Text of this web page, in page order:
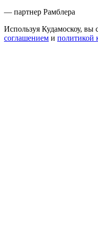
— партнер Рамблера
Используя Кудамоскоу, вы
соглашением и политикой